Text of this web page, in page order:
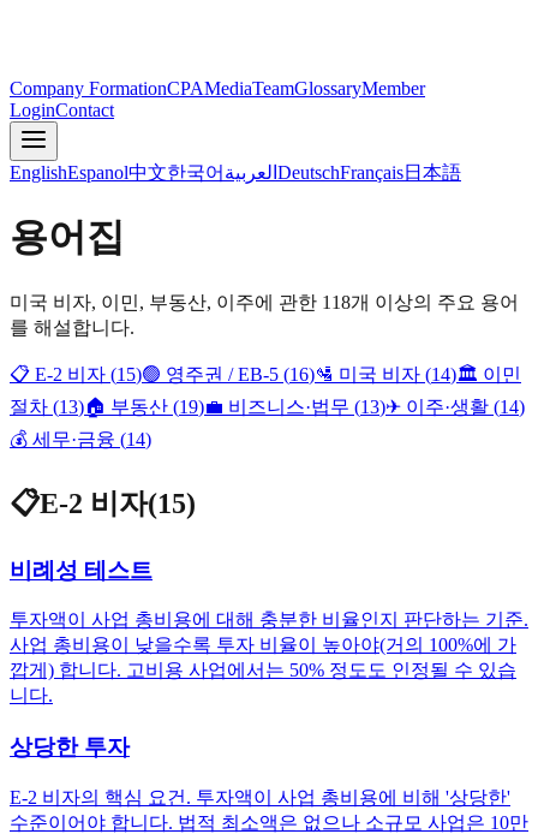
Company FormationCPAMediaTeamGlossaryMember
LoginContact
EnglishEspanol中文한국어 العربية DeutschFrançais日本語
용어집
미국 비자, 이민, 부동산, 이주에 관한 118개 이상의 주요 용어
를 해설합니다.
📋 E-2 비자 (15)🟢 영주권 / EB-5 (16)🛂 미국 비자 (14)🏛 이민
절차 (13)🏠 부동산 (19)💼 비즈니스·법무 (13)✈ 이주·생활 (14)
💰 세무·금융 (14)
📋E-2 비자(15)
비례성 테스트
투자액이 사업 총비용에 대해 충분한 비율인지 판단하는 기준.
사업 총비용이 낮을수록 투자 비율이 높아야(거의 100%에 가
깝게) 합니다. 고비용 사업에서는 50% 정도도 인정될 수 있습
니다.
상당한 투자
E-2 비자의 핵심 요건. 투자액이 사업 총비용에 비해 '상당한'
수준이어야 합니다. 법적 최소액은 없으나 소규모 사업은 10만